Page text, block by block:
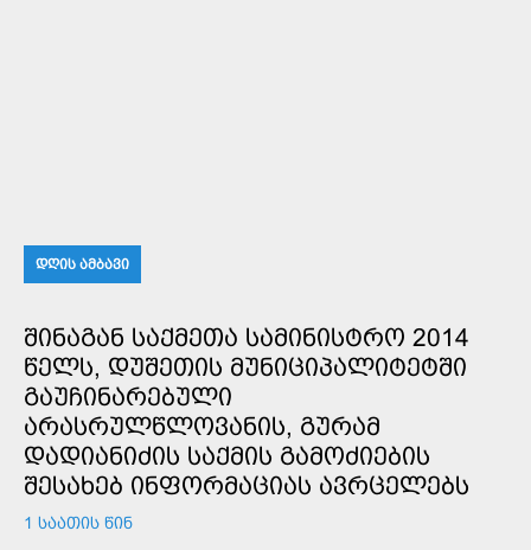
ᲓᲦᲘᲡ ᲐᲛᲑᲐᲕᲘ
ᲨᲘᲜᲐᲒᲐᲜ ᲡᲐᲥᲛᲔᲗᲐ ᲡᲐᲛᲘᲜᲘᲡᲢᲠᲝ 2014
ᲬᲔᲚᲡ, ᲓᲣᲨᲔᲗᲘᲡ ᲛᲣᲜᲘᲪᲘᲞᲐᲚᲘᲢᲔᲢᲨᲘ
ᲒᲐᲣᲩᲘᲜᲐᲠᲔᲑᲣᲚᲘ
ᲐᲠᲐᲡᲠᲣᲚᲬᲚᲝᲕᲐᲜᲘᲡ, ᲒᲣᲠᲐᲛ
ᲓᲐᲓᲘᲐᲜᲘᲫᲘᲡ ᲡᲐᲥᲛᲘᲡ ᲒᲐᲛᲝᲫᲘᲔᲑᲘᲡ
ᲨᲔᲡᲐᲮᲔᲑ ᲘᲜᲤᲝᲠᲛᲐᲪᲘᲐᲡ ᲐᲕᲠᲪᲔᲚᲔᲑᲡ
1 ᲡᲐᲐᲗᲘᲡ ᲬᲘᲜ